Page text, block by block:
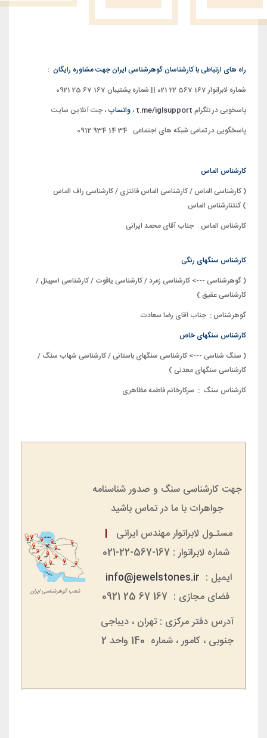
راه های ارتباطی با کارشناسان گوهرشناسی ایران جهت مشاوره رایگان :
شماره لابراتوار 167 567 22 021 || شماره پشتیبان 167 67 25 0921
پاسخویی در تلگرام t.me/iglsupport ، واتساپ ، چتآنلاین سایت
پاسخگویی در تمامی شبکه های اجتماعی 34 14 934 0912
کارشناس الماس
( کارشناسی الماس / کارشناسی الماس فانتزی / کارشناسی راف الماس
) کنتنارشناس الماس
کارشناس الماس : جناب آقای محمد ایرانی
کارشناس سنگهای رنگی
( گوهرشناسی ---> کارشناسی زمرد / کارشناسی یاقوت / کارشناسی اسپینل /
کارشناسی عقیق )
گوهرشناس : جناب آقای رضا سعادت
کارشناس سنگهای خاص
( سنگ شناسی ---> کارشناسی سنگهای باستانی / کارشناسی شهاب سنگ /
کارشناسی سنگهای معدنی )
کارشناس سنگ : سرکارخانم فاطمه مظاهری
جهت کارشناسی سنگ و صدور شناسنامه
جواهرات با ما در تماس باشید
مسئـول لابراتوار مهندس ایرانی |
شماره لابراتوار : 167-567-22-021
ایمیل : info@jewelstones.ir
فضای مجازی : 167 67 25 0921
آدرس دفتر مرکزی : تهران ، دیباجی
جنوبی ، کامور ، شماره 140 واحد 2
شعب گوهرشناسی ایران